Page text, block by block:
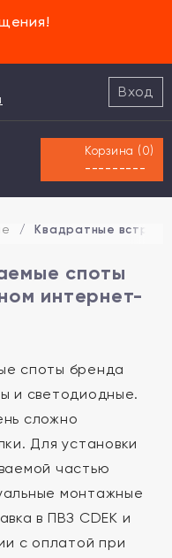
Вход
Корзина ( 0)
---------
/ Квадратные
споты
интернет-
споты бренда
и светодиодные.
сложно
Для установки
частью
монтажные
в ПВЗ CDEK и
с оплатой при